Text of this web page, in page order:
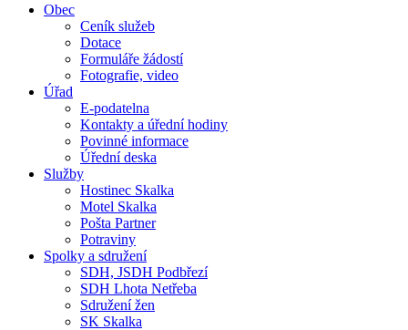
Obec
Ceník služeb
Dotace
Formuláře žádostí
Fotografie, video
Úřad
E-podatelna
Kontakty a úřední hodiny
Povinné informace
Úřední deska
Služby
Hostinec Skalka
Motel Skalka
Pošta Partner
Potraviny
Spolky a sdružení
SDH, JSDH Podbřezí
SDH Lhota Netřeba
Sdružení žen
SK Skalka